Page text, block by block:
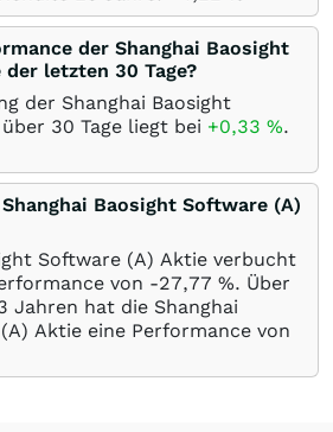
der Shanghai Baosight
letzten 30 Tage?
der Shanghai Baosight
30 Tage liegt bei +0,33 %.
Baosight Software (A)
Software (A) Aktie verbucht
von -27,77 %. Über
Jahren hat die Shanghai
Aktie eine Performance von